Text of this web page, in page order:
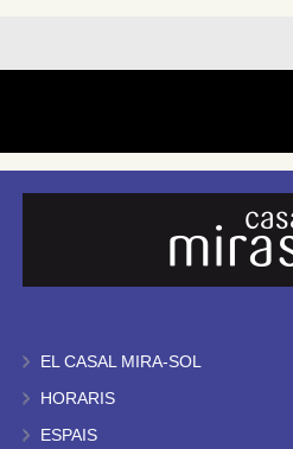
EL CASAL MIRA-SOL
HORARIS
ESPAIS